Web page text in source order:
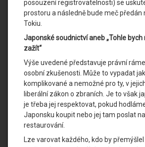
posouzení registrovatelnosti) se
prostoru a následně bude meč předán
Tokiu.
Japonské soudnictví aneb „Tohle bych
zažít“
Výše uvedené představuje právní
osobní zkušenosti. Může to vypadat
komplikované a nemožné pro ty, v
liberální zákon o zbraních. Je to však
je třeba jej respektovat, pokud
Japonsku koupit nebo jej tam poslat
restaurování.
Lze varovat každého, kdo by